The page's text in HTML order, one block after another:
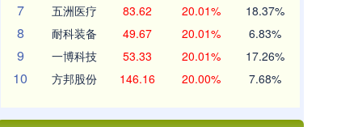
7 五洲医疗 83.62 20.01% 18.37%
8 耐科装备 49.67 20.01% 6.83%
9 一博科技 53.33 20.01% 17.26%
10 方邦股份 146.16 20.00% 7.68%